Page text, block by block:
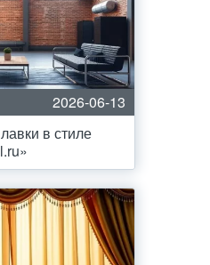
2026-06-13
в стиле